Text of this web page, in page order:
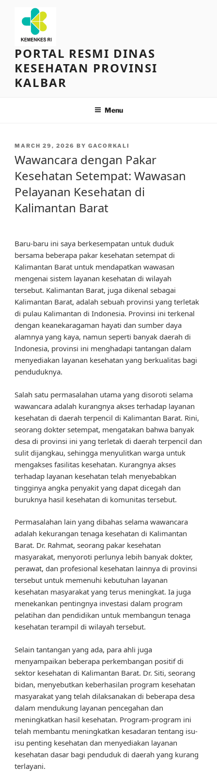
content
PORTAL RESMI DINAS
KESEHATAN PROVINSI
KALBAR
Menu
POSTED
MARCH 29, 2026 BY GACORKALI
Wawancara dengan Pakar
Kesehatan Setempat: Wawasan
Pelayanan Kesehatan di
Kalimantan Barat
Baru-baru ini saya berkesempatan untuk duduk
bersama beberapa pakar kesehatan setempat di
Kalimantan Barat untuk mendapatkan wawasan
mengenai sistem layanan kesehatan di wilayah
tersebut. Kalimantan Barat, juga dikenal sebagai
Kalimantan Barat, adalah sebuah provinsi yang terletak
di pulau Kalimantan di Indonesia. Provinsi ini terkenal
dengan keanekaragaman hayati dan sumber daya
alamnya yang kaya, namun seperti banyak daerah di
Indonesia, provinsi ini menghadapi tantangan dalam
menyediakan layanan kesehatan yang berkualitas bagi
penduduknya.
Salah satu permasalahan utama yang disoroti selama
wawancara adalah kurangnya akses terhadap layanan
kesehatan di daerah terpencil di Kalimantan Barat. Rini,
seorang dokter setempat, mengatakan bahwa banyak
desa di provinsi ini yang terletak di daerah terpencil dan
sulit dijangkau, sehingga menyulitkan warga untuk
mengakses fasilitas kesehatan. Kurangnya akses
terhadap layanan kesehatan telah menyebabkan
tingginya angka penyakit yang dapat dicegah dan
buruknya hasil kesehatan di komunitas tersebut.
Permasalahan lain yang dibahas selama wawancara
adalah kekurangan tenaga kesehatan di Kalimantan
Barat. Dr. Rahmat, seorang pakar kesehatan
masyarakat, menyoroti perlunya lebih banyak dokter,
perawat, dan profesional kesehatan lainnya di provinsi
tersebut untuk memenuhi kebutuhan layanan
kesehatan masyarakat yang terus meningkat. Ia juga
menekankan pentingnya investasi dalam program
pelatihan dan pendidikan untuk membangun tenaga
kesehatan terampil di wilayah tersebut.
Selain tantangan yang ada, para ahli juga
menyampaikan beberapa perkembangan positif di
sektor kesehatan di Kalimantan Barat. Dr. Siti, seorang
bidan, menyebutkan keberhasilan program kesehatan
masyarakat yang telah dilaksanakan di beberapa desa
dalam mendukung layanan pencegahan dan
meningkatkan hasil kesehatan. Program-program ini
telah membantu meningkatkan kesadaran tentang isu-
isu penting kesehatan dan menyediakan layanan
kesehatan dasar bagi penduduk di daerah yang kurang
terlayani.